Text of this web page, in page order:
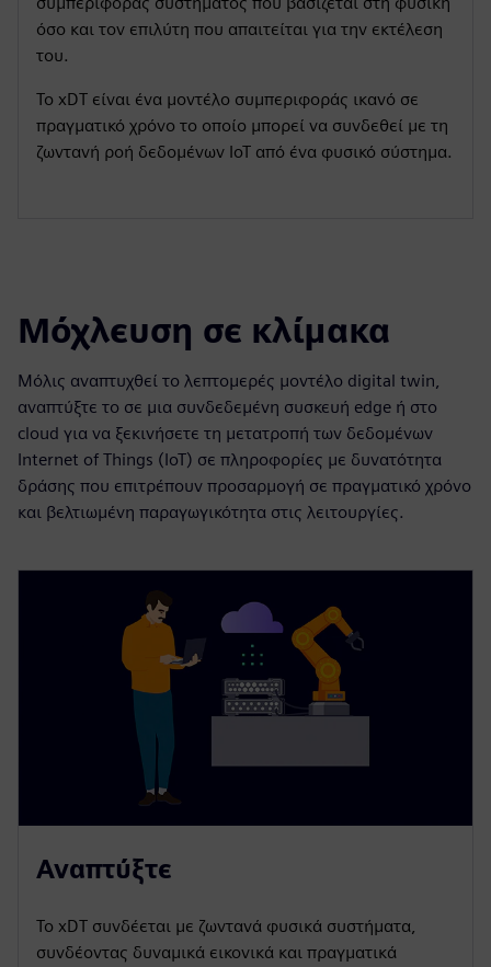
όσο και τον επιλύτη που απαιτείται για την εκτέλεση
του.
Το xDT είναι ένα μοντέλο συμπεριφοράς ικανό σε
πραγματικό χρόνο το οποίο μπορεί να συνδεθεί με τη
ζωντανή ροή δεδομένων IoT από ένα φυσικό σύστημα.
Μόχλευση σε κλίμακα
Μόλις αναπτυχθεί το λεπτομερές μοντέλο digital twin,
αναπτύξτε το σε μια συνδεδεμένη συσκευή edge ή στο
cloud για να ξεκινήσετε τη μετατροπή των δεδομένων
Internet of Things (IoT) σε πληροφορίες με δυνατότητα
δράσης που επιτρέπουν προσαρμογή σε πραγματικό χρόνο
και βελτιωμένη παραγωγικότητα στις λειτουργίες.
Αναπτύξτε
Το xDT συνδέεται με ζωντανά φυσικά συστήματα,
συνδέοντας δυναμικά εικονικά και πραγματικά